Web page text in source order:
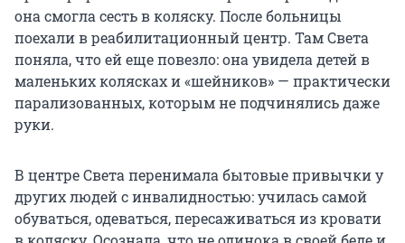
она смогла сесть в коляску. После больницы
поехали в реабилитационный центр. Там Света
поняла, что ей еще повезло: она увидела детей в
маленьких колясках и «шейников» — практически
парализованных, которым не подчинялись даже
руки.
В центре Света перенимала бытовые привычки у
других людей с инвалидностью: училась самой
обуваться, одеваться, пересаживаться из кровати